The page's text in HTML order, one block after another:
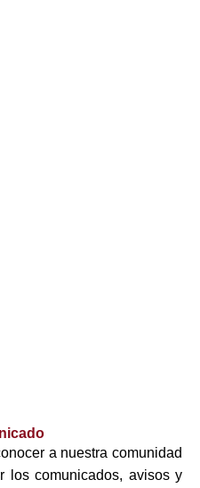
a nuestra comunidad
los comunicados, avisos y